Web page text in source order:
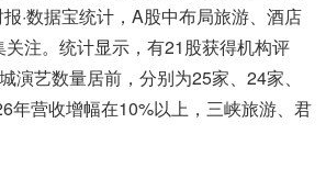
·数据宝统计，A股中布局旅游、酒店
注。统计显示，有21股获得机构评
艺数量居前，分别为25家、24家、
年营收增幅在10%以上，三峡旅游、君